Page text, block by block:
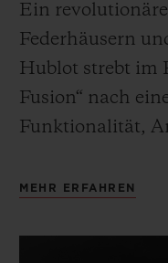
Ein
Federhäusern
Hublot strebt im
Fusion“ nach
Funktionalität,
MEHR ERFAHREN